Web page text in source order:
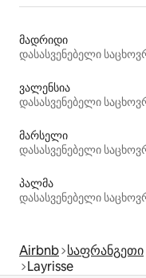
მადრიდი
ვალენსია
მარსელი
პალმა
Airbnb საფრანგეთი
Layrisse